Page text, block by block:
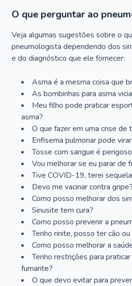
O que perguntar ao
Veja algumas sugestões sobre o
pneumologista dependendo dos
e do diagnóstico que ele fornecer:
Asma é a mesma coisa que
As bombinhas para asma
Meu filho pode praticar
asma?
O que fazer em uma crise de
Enfisema pulmonar pode
Tosse com sangue é
Vou melhorar se eu parar de
Tive COVID-19, terei
Devo me vacinar contra gripe?
Como posso melhorar dos
Sinusite tem cura?
Como posso prevenir a
Tenho rinite, posso ter cão
Como posso melhorar a
Tenho restrições para
fumante?
O que devo evitar para